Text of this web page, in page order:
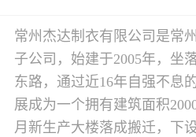
常州杰达制衣有限公司是常
子公司，始建于2005年，坐
东路，通过近16年自强不息
展成为一个拥有建筑面积
月新生产大楼落成搬迁，下